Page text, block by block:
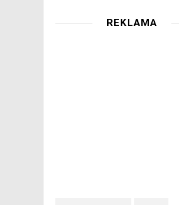
REKLAMA